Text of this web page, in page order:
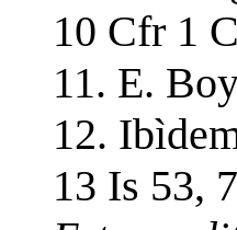
10 Cfr 1
11. E.
12.
13 Is 53, 7